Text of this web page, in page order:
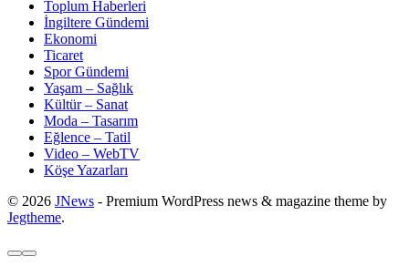
Toplum Haberleri
İngiltere Gündemi
Ekonomi
Ticaret
Spor Gündemi
Yaşam – Sağlık
Kültür – Sanat
Moda – Tasarım
Eğlence – Tatil
Video – WebTV
Köşe Yazarları
© 2026 JNews - Premium WordPress news & magazine theme by
Jegtheme.